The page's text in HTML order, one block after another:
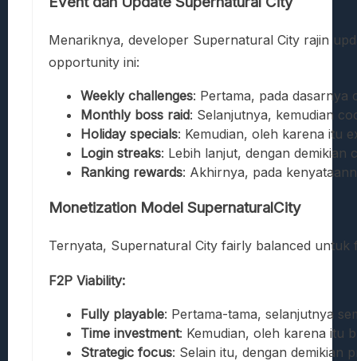
Menariknya, developer Supernatural City rajin
opportunity ini:
Weekly challenges: Pertama, pada dasarnya
Monthly boss raid: Selanjutnya, kemudian
Holiday specials: Kemudian, oleh karena itu
Login streaks: Lebih lanjut, dengan demikian
Ranking rewards: Akhirnya, pada
Monetization Model SupernaturalCity
Ternyata, Supernatural City fairly balanced untuk
F2P Viability:
Fully playable: Pertama-tama, selanjutnya
Time investment: Kemudian, oleh karena itu
Strategic focus: Selain itu, dengan demikian